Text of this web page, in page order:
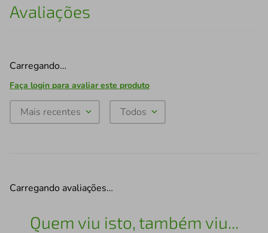
Avaliações
Carregando…
Faça login para avaliar este produto
Mais recentes Todos
Carregando avaliações…
Quem viu isto, também viu...